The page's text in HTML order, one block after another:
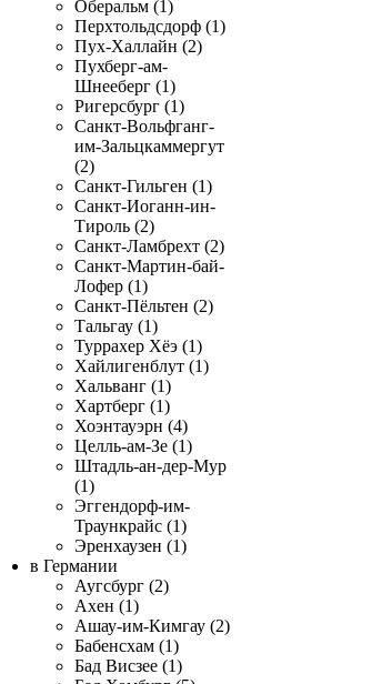
Оберальм (1)
Перхтольдсдорф (1)
Пух-Халлайн (2)
Пухберг-ам-
Шнееберг (1)
Ригерсбург (1)
Санкт-Вольфганг-
им-Зальцкаммергут
(2)
Санкт-Гильген (1)
Санкт-Иоганн-ин-
Тироль (2)
Санкт-Ламбрехт (2)
Санкт-Мартин-бай-
Лофер (1)
Санкт-Пёльтен (2)
Тальгау (1)
Туррахер Хёэ (1)
Хайлигенблут (1)
Хальванг (1)
Хартберг (1)
Хоэнтауэрн (4)
Целль-ам-Зе (1)
Штадль-ан-дер-Мур
(1)
Эггендорф-им-
Траункрайс (1)
Эренхаузен (1)
в Германии
Аугсбург (2)
Ахен (1)
Ашау-им-Кимгау (2)
Бабенсхам (1)
Бад Висзее (1)